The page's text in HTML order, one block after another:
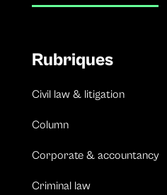
Rubriques
Civil law & litigation
Column
Corporate & accountancy
Criminal law